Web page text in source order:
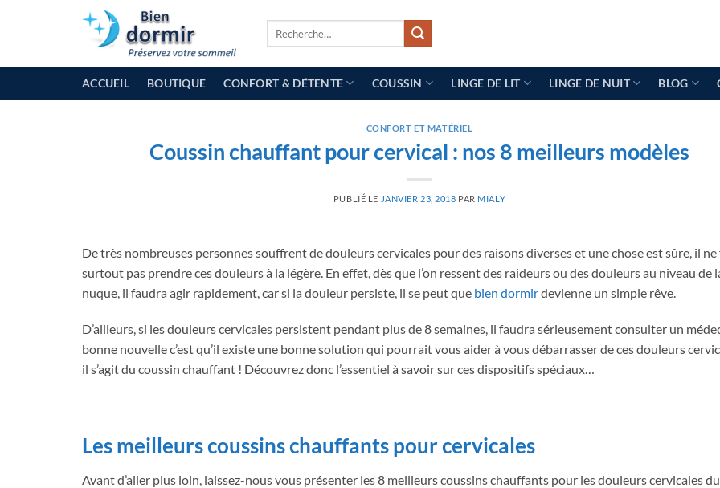
ACCUEIL BOUTIQUE CONFORT & DÉTENTE COUSSIN LINGE DE LIT LINGE DE NUIT BLOG
CONFORT ET MATÉRIEL
Coussin chauffant pour cervical : nos 8 meilleurs modèles
PUBLIÉ LE JANVIER 23, 2018 PAR MIALY
De très nombreuses personnes souffrent de douleurs cervicales pour des raisons diverses et une chose est sûre, il
surtout pas prendre ces douleurs à la légère. En effet, dès que l’on ressent des raideurs ou des douleurs au niveau de
nuque, il faudra agir rapidement, car si la douleur persiste, il se peut que bien dormirdevienne un simple rêve.
D’ailleurs, si les douleurs cervicales persistent pendant plus de 8 semaines, il faudra sérieusement consulter un
bonne nouvelle c’est qu’il existe une bonne solution qui pourrait vous aider à vous débarrasser de ces douleurs
il s’agit du coussin chauffant ! Découvrez donc l’essentiel à savoir sur ces dispositifs spéciaux…
Les meilleurs coussins chauffants pour cervicales
Avant d’aller plus loin, laissez-nous vous présenter les 8 meilleurs coussins chauffants pour les douleurs cervicales du